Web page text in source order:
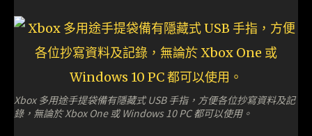
Xbox 多用途手提袋備有隱藏式 USB 手指，方便各位抄寫資料及記
錄，無論於 Xbox One 或 Windows 10 PC 都可以使用。